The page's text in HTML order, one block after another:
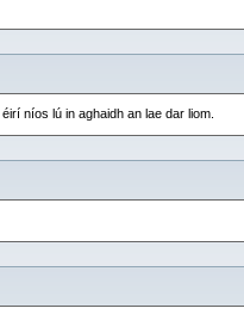
níos lú in aghaidh an lae dar liom.